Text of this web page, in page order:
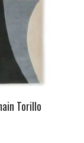
Torillo